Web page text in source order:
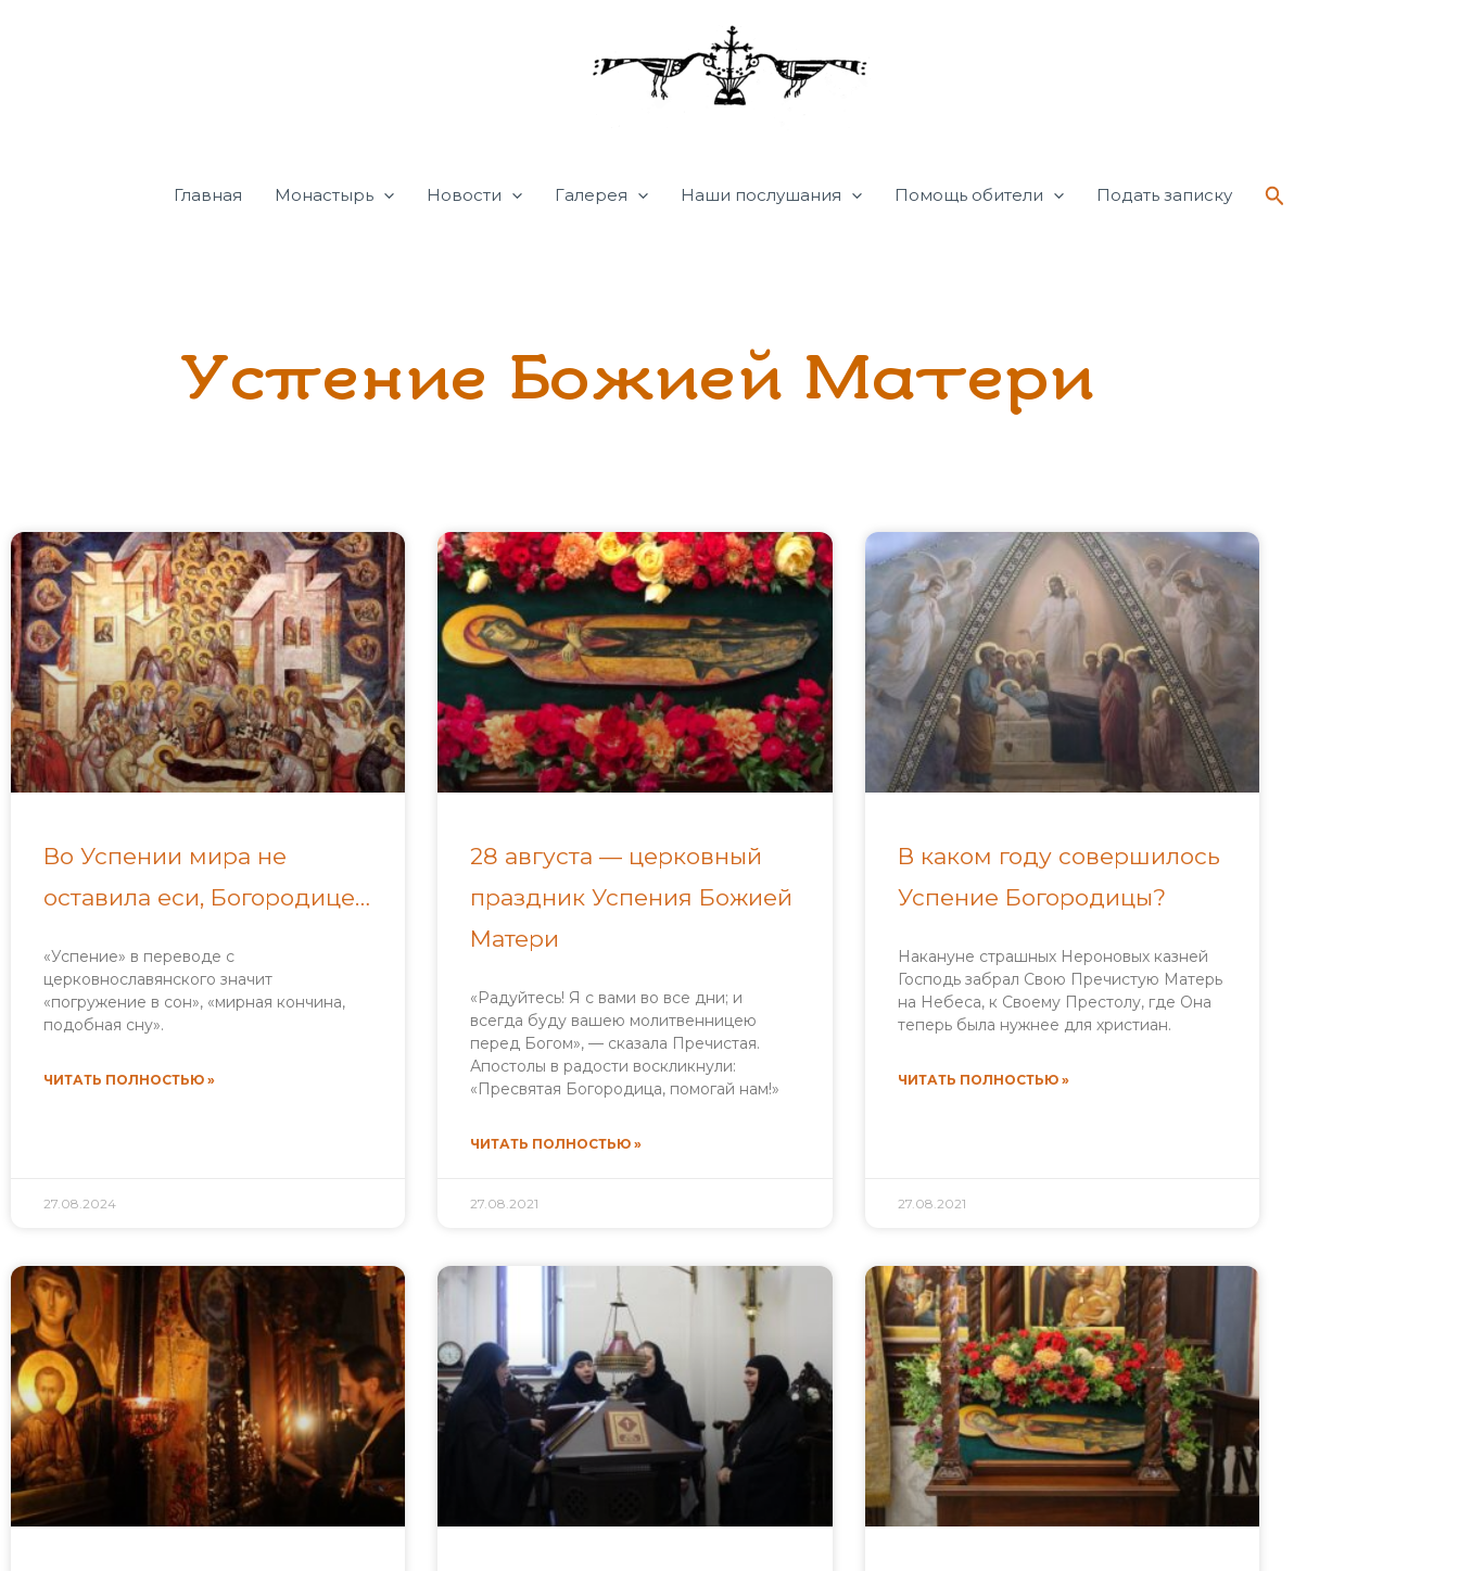
Главная Монастырь Новости Галерея Наши послушания Помощь обители Подать записку Поиск
Успение Божией Матери
Во Успении мира не
оставила еси, Богородице…
«Успение» в переводе с
церковнославянского значит
«погружение в сон», «мирная кончина,
подобная сну».
ЧИТАТЬ ПОЛНОСТЬЮ »
27.08.2024
28 августа — церковный
праздник Успения Божией
Матери
«Радуйтесь! Я с вами во все дни; и
всегда буду вашею молитвенницею
перед Богом», — сказала Пречистая.
Апостолы в радости воскликнули:
«Пресвятая Богородица, помогай нам!»
ЧИТАТЬ ПОЛНОСТЬЮ »
27.08.2021
В каком году совершилось
Успение Богородицы?
Накануне страшных Нероновых казней
Господь забрал Свою Пречистую Матерь
на Небеса, к Своему Престолу, где Она
теперь была нужнее для христиан.
ЧИТАТЬ ПОЛНОСТЬЮ »
27.08.2021